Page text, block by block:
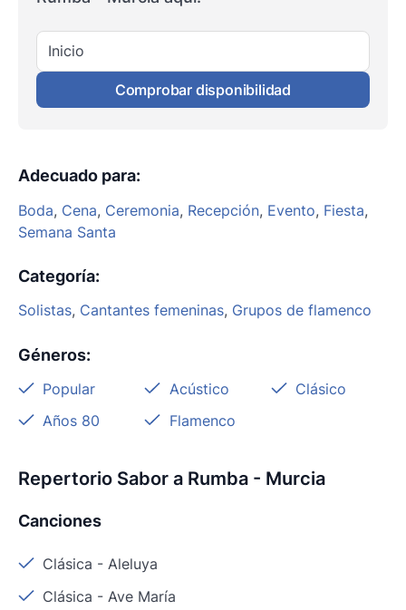
Inicio
Comprobar disponibilidad
Adecuado para:
Boda, Cena, Ceremonia, Recepción, Evento, Fiesta,
Semana Santa
Categoría:
Solistas, Cantantes femeninas, Grupos de flamenco
Géneros:
Popular Acústico
Clásico
Años 80
Flamenco
Repertorio Sabor a Rumba - Murcia
Canciones
Clásica - Aleluya
Clásica -Ave María